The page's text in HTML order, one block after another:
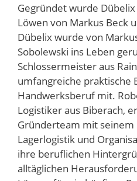
Gegründet wurde
Löwen von Markus Beck
Dübelix wurde von
Sobolewski ins Leben
Schlossermeister aus
umfangreiche praktische
Handwerksberuf mit.
Logistiker aus Biberach,
Gründerteam mit seinem
Lagerlogistik und
ihre beruflichen
alltäglichen